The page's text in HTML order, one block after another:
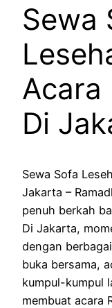
Sewa
Acara
Di
Sewa Sofa
Jakarta –
penuh berkah
Di Jakarta,
dengan
buka bersama,
kumpul-kumpul
membuat acara